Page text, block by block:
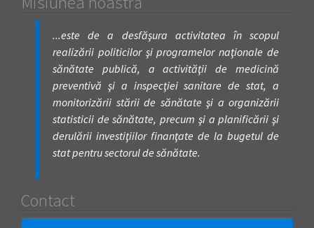
...este de a desfăşura activitatea în scopul
realizării politicilor şi programelor naţionale de
sănătate publică, a activităţii de medicină
preventivă şi a inspecţiei sanitare de stat, a
monitorizării stării de sănătate şi a organizării
statisticii de sănătate, precum şi a planificării şi
derulării investiţiilor finanţate de la bugetul de
stat pentru sectorul de sănătate.
Contact